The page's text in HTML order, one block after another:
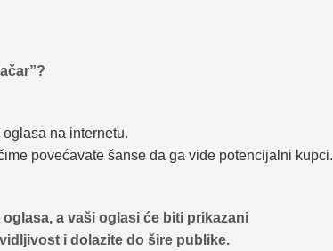
na internetu.
povećavate šanse da ga vide potencijalni kupci.
a vaši oglasi će biti prikazani
i dolazite do šire publike.